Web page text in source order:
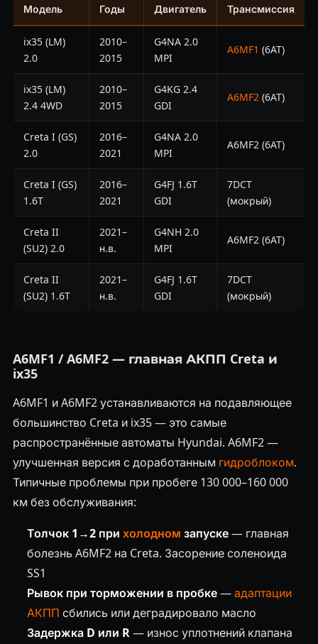
Модель Годы Двигатель Трансмиссия
ix35 (LM)
2.0
2010–
2015
G4NA 2.0
MPI
A6MF1 (6AT)
ix35 (LM)
2.4 4WD
2010–
2015
G4KG 2.4
GDI
A6MF2(6AT)
Creta I (GS)
2.0
2016–
2021
G4NA 2.0
MPI
A6MF2 (6AT)
Creta I (GS)
1.6T
2016–
2021
G4FJ 1.6T
GDI
7DCT
(мокрый)
Creta II
(SU2) 2.0
2021–
н.в.
G4NH 2.0
MPI
A6MF2 (6AT)
Creta II
(SU2) 1.6T
2021–
н.в.
G4FJ 1.6T
GDI
7DCT
(мокрый)
A6MF1 / A6MF2 — главная АКПП Creta и
ix35
A6MF1 и A6MF2 устанавливаются на подавляющее
большинство Creta и ix35 — это самые
распространённые автоматы Hyundai. A6MF2 —
улучшенная версия с доработанным гидроблоком.
Типичные проблемы при пробеге 130 000–160 000
км без обслуживания:
Толчок 1→2 при холодном запуске— главная
болезнь A6MF2 на Creta. Засорение соленоида
SS1
Рывок при торможении в пробке—адаптации
АКПП сбились или деградировало масло
Задержка D или R— износ уплотнений клапана